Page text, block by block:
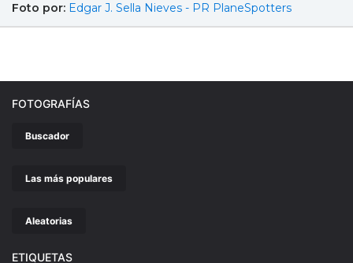
Foto por: Edgar J. Sella Nieves - PR PlaneSpotters
FOTOGRAFÍAS
Buscador
Las más populares
Aleatorias
ETIQUETAS